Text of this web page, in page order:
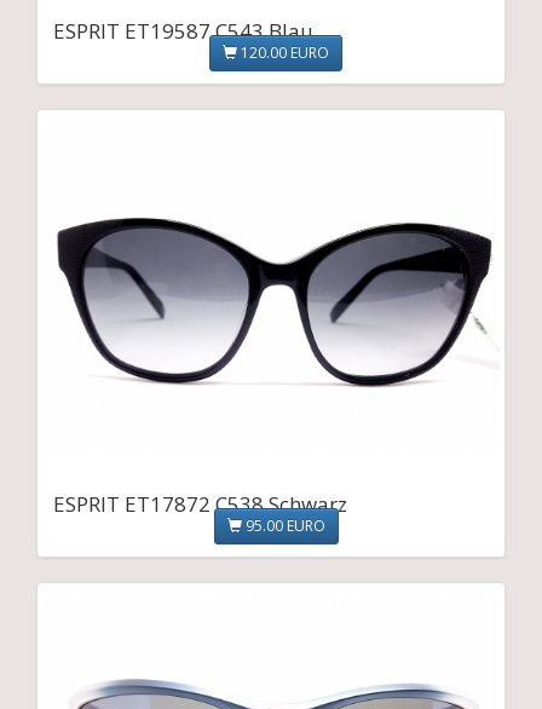
ESPRIT ET19587 C543 Blau
120.00 EURO
ESPRIT ET17872 C538 Schwarz
95.00 EURO